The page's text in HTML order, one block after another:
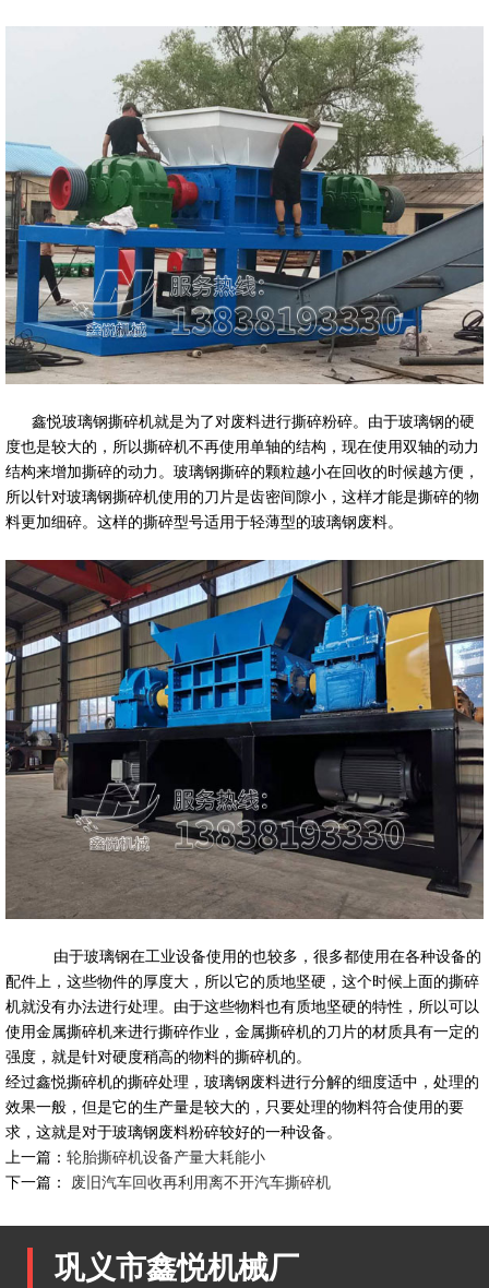
鑫悦玻璃钢撕碎机就是为了对废料进行撕碎粉碎。由于玻璃钢的硬
度也是较大的，所以撕碎机不再使用单轴的结构，现在使用双轴的动力
结构来增加撕碎的动力。玻璃钢撕碎的颗粒越小在回收的时候越方便，
所以针对玻璃钢撕碎机使用的刀片是齿密间隙小，这样才能是撕碎的物
料更加细碎。这样的撕碎型号适用于轻薄型的玻璃钢废料。
由于玻璃钢在工业设备使用的也较多，很多都使用在各种设备的
配件上，这些物件的厚度大，所以它的质地坚硬，这个时候上面的撕碎
机就没有办法进行处理。由于这些物料也有质地坚硬的特性，所以可以
使用金属撕碎机来进行撕碎作业，金属撕碎机的刀片的材质具有一定的
强度，就是针对硬度稍高的物料的撕碎机的。
经过鑫悦撕碎机的撕碎处理，玻璃钢废料进行分解的细度适中，处理的
效果一般，但是它的生产量是较大的，只要处理的物料符合使用的要
求，这就是对于玻璃钢废料粉碎较好的一种设备。
上一篇： 轮胎撕碎机设备产量大耗能小
下一篇：
废旧汽车回收再利用离不开汽车撕碎机
巩义市鑫悦机械厂